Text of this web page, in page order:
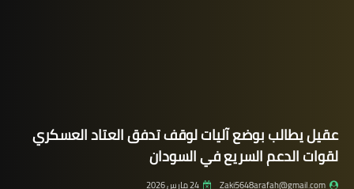
عقيل يطالب بوضع آليات لوقف تدفق العتاد العسكري
لقوات الدعم السريع في السودان
Zaki5648arafah@gmail.com 24 مارس 2026